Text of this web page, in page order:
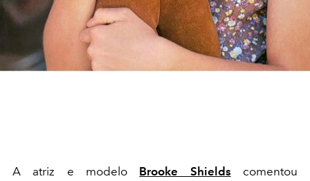
A atriz e modelo Brooke Shields comentou